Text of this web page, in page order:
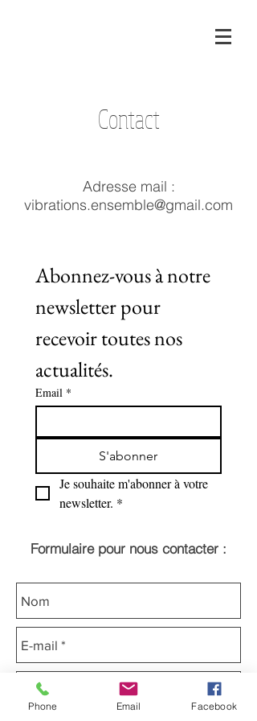
Contact
Adresse mail :
vibrations.ensemble@gmail.com
Abonnez-vous à notre
newsletter pour
recevoir toutes nos
actualités.
Email *
S'abonner
Je souhaite m'abonner à votre
newsletter. *
Formulaire pour nous contacter :
Phone Email Facebook